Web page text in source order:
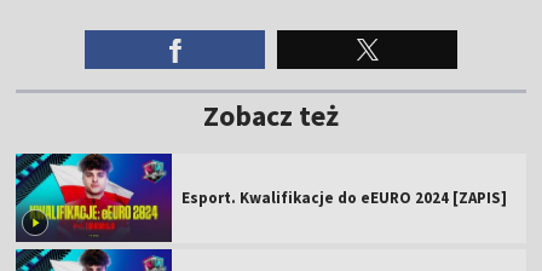
Zobacz też
Esport. Kwalifikacje do eEURO 2024 [ZAPIS]